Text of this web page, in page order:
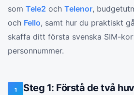
som Tele2 och Telenor,
och Fello, samt hur du praktiskt
skaffa ditt första svenska SIM-
personnummer.
1
Steg 1: Förstå de två